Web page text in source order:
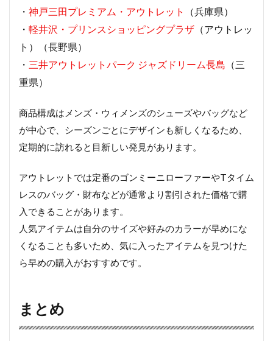
・ 神戸三田プレミアム・アウトレット
（兵庫県）
・ 軽井沢・プリンスショッピングプラザ （アウトレッ
ト）（長野県）
・ 三井アウトレットパーク ジャズドリーム長島 （三
重県）
商品構成はメンズ・ウィメンズのシューズやバッグなど
が中心で、シーズンごとにデザインも新しくなるため、
定期的に訪れると目新しい発見があります。
アウトレットでは定番のゴンミーニローファーやTタイム
レスのバッグ・財布などが通常より割引された価格で購
入できることがあります。
人気アイテムは自分のサイズや好みのカラーが早めにな
くなることも多いため、気に入ったアイテムを見つけた
ら早めの購入がおすすめです。
まとめ